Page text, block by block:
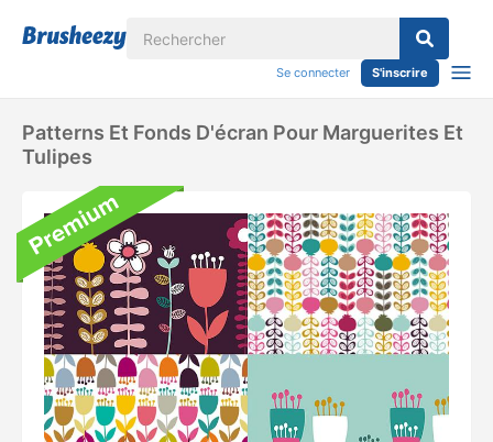
Se connecter S'inscrire
Patterns Et Fonds D'écran Pour Marguerites Et
Tulipes